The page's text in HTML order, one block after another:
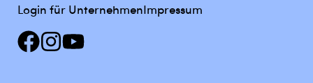
Login für UnternehmenImpressum